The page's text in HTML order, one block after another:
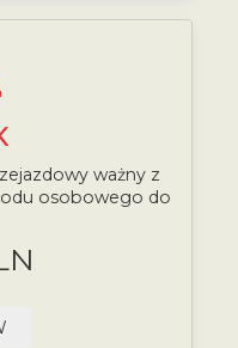
ważny z
osobowego do